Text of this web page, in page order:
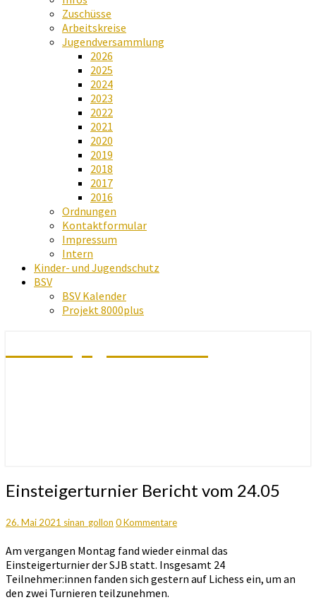
Zuschüsse
Arbeitskreise
Jugendversammlung
2026
2025
2024
2023
2022
2021
2020
2019
2018
2017
2016
Ordnungen
Kontaktformular
Impressum
Intern
Kinder- und Jugendschutz
BSV
BSV Kalender
Projekt 8000plus
Einsteigerturnier
Bericht
24.05
Einsteigerturnier Bericht vom 24.05
26. Mai 2021 sinan_gollon Kommentare
0 Kommentare
Am vergangen Montag fand wieder einmal das
Einsteigerturnier der SJB statt. Insgesamt 24
Teilnehmer:innen fanden sich gestern auf Lichess ein, um an
den zwei Turnieren teilzunehmen.